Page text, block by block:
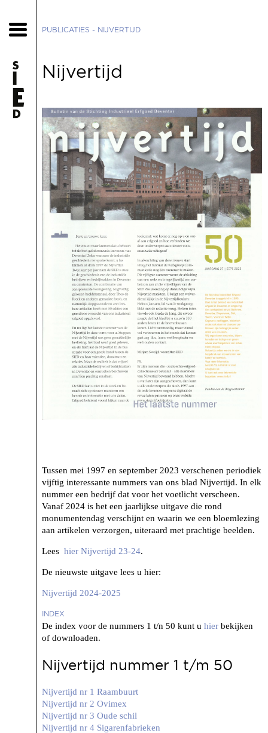
PUBLICATIES - NIJVERTIJD
Nijvertijd
Tussen mei 1997 en september 2023 verschenen periodiek
vijftig interessante nummers van ons blad Nijvertijd. In elk
nummer een bedrijf dat voor het voetlicht verscheen.
Vanaf 2024 is het een jaarlijkse uitgave die rond
monumentendag verschijnt en waarin we een bloemlezing
aan artikelen verzorgen, uiteraard met prachtige beelden.
Lees hier Nijvertijd 23-24.
De nieuwste uitgave lees u hier:
Nijvertijd 2024-2025
INDEX
De index voor de nummers 1 t/n 50 kunt u hier bekijken
of downloaden.
Nijvertijd nummer 1 t/m 50
Nijvertijd nr 1 Raambuurt
Nijvertijd nr 2 Ovimex
Nijvertijd nr 3 Oude schil
Nijvertijd nr 4 Sigarenfabrieken